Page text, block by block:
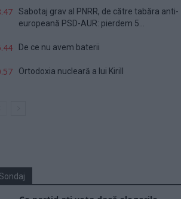
Sabotaj grav al PNRR, de către tabăra anti-
europeană PSD-AUR: pierdem 5...
De ce nu avem baterii
Ortodoxia nucleară a lui Kirill